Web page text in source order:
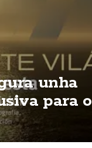
unha
para o